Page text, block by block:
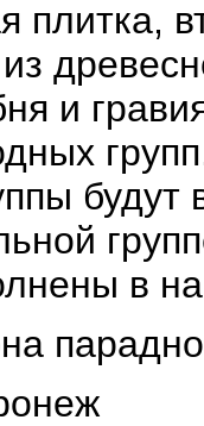
плитка,
и
в